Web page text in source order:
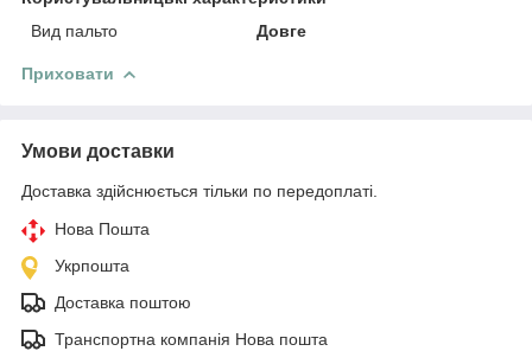
Вид пальто
Довге
Приховати
Умови доставки
Доставка здійснюється тільки по передоплаті.
Нова Пошта
Укрпошта
Доставка поштою
Транспортна компанія Нова пошта